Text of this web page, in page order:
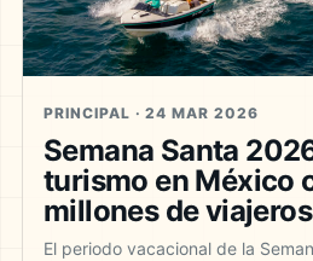
PRINCIPAL · 24 MAR 2026
Semana Santa
turismo en México
millones de viajeros
El periodo vacacional de la